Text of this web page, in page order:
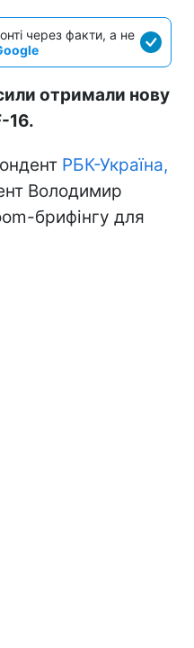
через факти, а не
отримали нову
16.
РБК-Україна,
Володимир
брифінгу для